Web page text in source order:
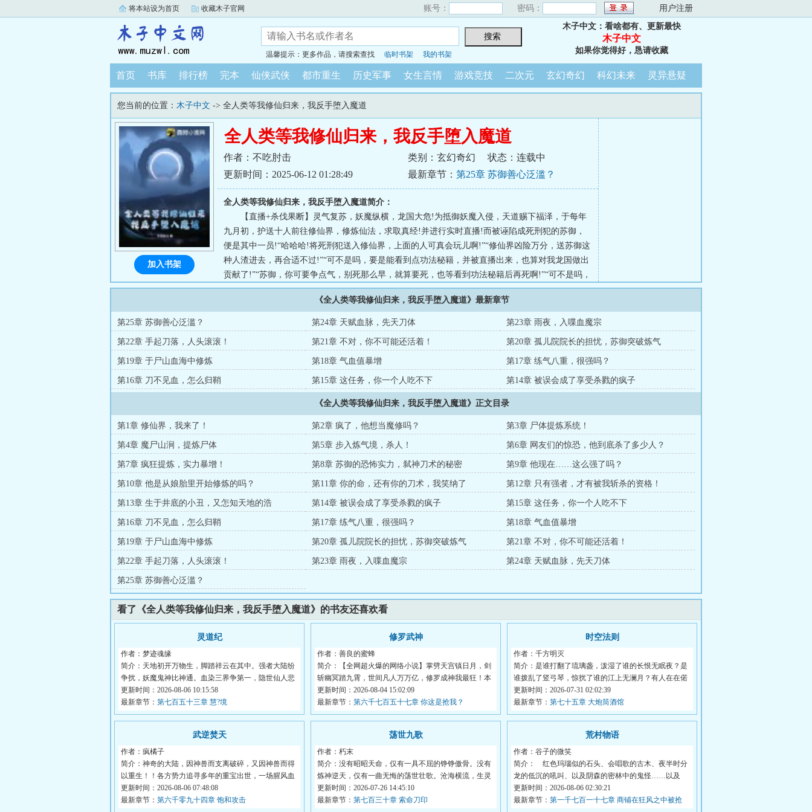
将本站设为首页 收藏木子官网 账号： 密码： 用户注册
温馨提示：更多作品，请搜索查找 临时书架 我的书架
木子中文：看啥都有、更新最快
木子中文
如果你觉得好，恳请收藏
首页 书库 排行榜 完本 仙侠武侠 都市重生 历史军事 女生言情 游戏竞技 二次元 玄幻奇幻 科幻未来 灵异悬疑
您当前的位置： 木子中文 -> 全人类等我修仙归来，我反手堕入魔道
全人类等我修仙归来，我反手堕入魔道
作者：不吃肘击 类别：玄幻奇幻
状态：连载中
更新时间：2025-06-12 01:28:49
最新章节： 第25章 苏御善心泛滥？
全人类等我修仙归来，我反手堕入魔道简介：
【直播+杀伐果断】灵气复苏，妖魔纵横，龙国大危!为抵御妖魔入侵，天道赐下福泽，于每年
九月初，护送十人前往修仙界，修炼仙法，求取真经!并进行实时直播!而被诬陷成死刑犯的苏御，
便是其中一员!“哈哈哈!将死刑犯送入修仙界，上面的人可真会玩儿啊!”“修仙界凶险万分，送苏御这
种人渣进去，再合适不过!”“可不是吗，要是能看到点功法秘籍，并被直播出来，也算对我龙国做出
贡献了!”“苏御，你可要争点气，别死那么早，就算要死，也等看到功法秘籍后再死啊!”“可不是吗，
要是能看到点功法秘籍，并被直播出来，也算对我龙国做出贡献了!”“苏御，你可要争点气，别死那
么早，就算要死，也等看到功法秘籍后再死啊!”.....就在众人调侃着，以为苏御会按部就班的修仙的
时候。苏御却觉醒了尸体提炼系统，踏上了以杀证道之路!苏御咧嘴一笑：我所修之功法，需要伏尸
百万，你们要修炼吗?...
加入书架
《全人类等我修仙归来，我反手堕入魔道》最新章节
第25章 苏御善心泛滥？ 第24章 天赋血脉，先天刀体 第23章 雨夜，入喋血魔宗
第22章 手起刀落，人头滚滚！ 第21章 不对，你不可能还活着！ 第20章 孤儿院院长的担忧，苏御突破炼气
第19章 于尸山血海中修炼 第18章 气血值暴增 第17章 练气八重，很强吗？
第16章 刀不见血，怎么归鞘 第15章 这任务，你一个人吃不下 第14章 被误会成了享受杀戮的疯子
《全人类等我修仙归来，我反手堕入魔道》正文目录
第1章 修仙界，我来了！ 第2章 疯了，他想当魔修吗？ 第3章 尸体提炼系统！
第4章 魔尸山涧，提炼尸体 第5章 步入炼气境，杀人！ 第6章 网友们的惊恐，他到底杀了多少人？
第7章 疯狂提炼，实力暴增！ 第8章 苏御的恐怖实力，弑神刀术的秘密 第9章 他现在……这么强了吗？
第10章 他是从娘胎里开始修炼的吗？ 第11章 你的命，还有你的刀术，我笑纳了 第12章 只有强者，才有被我斩杀的资格！
第13章 生于井底的小丑，又怎知天地的浩 第14章 被误会成了享受杀戮的疯子 第15章 这任务，你一个人吃不下
第16章 刀不见血，怎么归鞘 第17章 练气八重，很强吗？ 第18章 气血值暴增
第19章 于尸山血海中修炼 第20章 孤儿院院长的担忧，苏御突破炼气 第21章 不对，你不可能还活着！
第22章 手起刀落，人头滚滚！ 第23章 雨夜，入喋血魔宗 第24章 天赋血脉，先天刀体
第25章 苏御善心泛滥？
看了《全人类等我修仙归来，我反手堕入魔道》的书友还喜欢看
灵道纪
作者：梦迹魂缘
简介：天地初开万物生，脚踏祥云在其中。强者大陆纷
争扰，妖魔鬼神比神通。血染三界争第一，隐世仙人悲
众...
更新时间：2026-08-06 10:15:58
最新章节： 第七百五十三章 慧?境
修罗武神
作者：善良的蜜蜂
简介：【全网超火爆的网络小说】掌劈天宫镇日月，剑
斩幽冥踏九霄，世间凡人万万亿，修罗成神我最狂！本
天...
更新时间：2026-08-04 15:02:09
最新章节： 第六千七百五十七章 你这是抢我？
时空法则
作者：千方明灭
简介：是谁打翻了琉璃盏，泼湿了谁的长恨无眠夜？是
谁拨乱了竖弓琴，惊扰了谁的江上无澜月？有人在在偌
大...
更新时间：2026-07-31 02:02:39
最新章节： 第七十五章 大炮筒酒馆
武逆焚天
作者：疯橘子
简介：神奇的大陆，因神兽而支离破碎，又因神兽而得
以重生！！各方势力追寻多年的重宝出世，一场腥风血
雨...
更新时间：2026-08-06 07:48:08
最新章节： 第六千零九十四章 饱和攻击
荡世九歌
作者：朽末
简介：没有昭昭天命，仅有一具不屈的铮铮傲骨。没有
炼神逆天，仅有一曲无悔的荡世壮歌。沧海横流，生灵
涂...
更新时间：2026-07-26 14:45:10
最新章节： 第七百三十章 索命刀印
荒村物语
作者：谷子的微笑
简介： 红色玛瑙似的石头、会唱歌的古木、夜半时分
龙的低沉的吼叫、以及阴森的密林中的鬼怪……以及
他，...
更新时间：2026-08-06 02:30:21
最新章节： 第一千七百一十七章 商铺在狂风之中被抢